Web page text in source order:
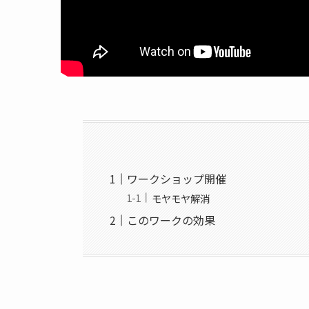
ワークショップ開催
モヤモヤ解消
このワークの効果